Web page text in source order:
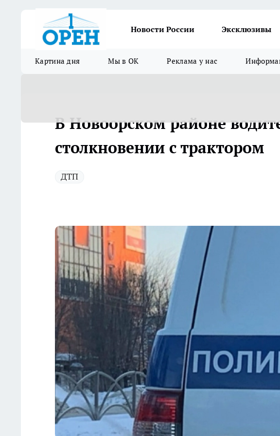
Новости России Эксклюзивы
Картина дня Мы в ОК Реклама у нас
В Новоорском районе
столкновении с трактором
ДТП